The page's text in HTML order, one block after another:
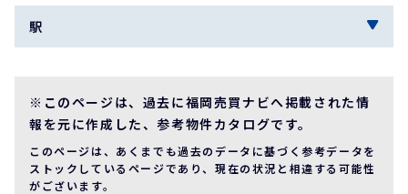
駅
※このページは、過去に福岡売買ナビへ掲載された情
報を元に作成した、参考物件カタログです。
このページは、あくまでも過去のデータに基づく参考データを
ストックしているページであり、現在の状況と相違する可能性
がございます。